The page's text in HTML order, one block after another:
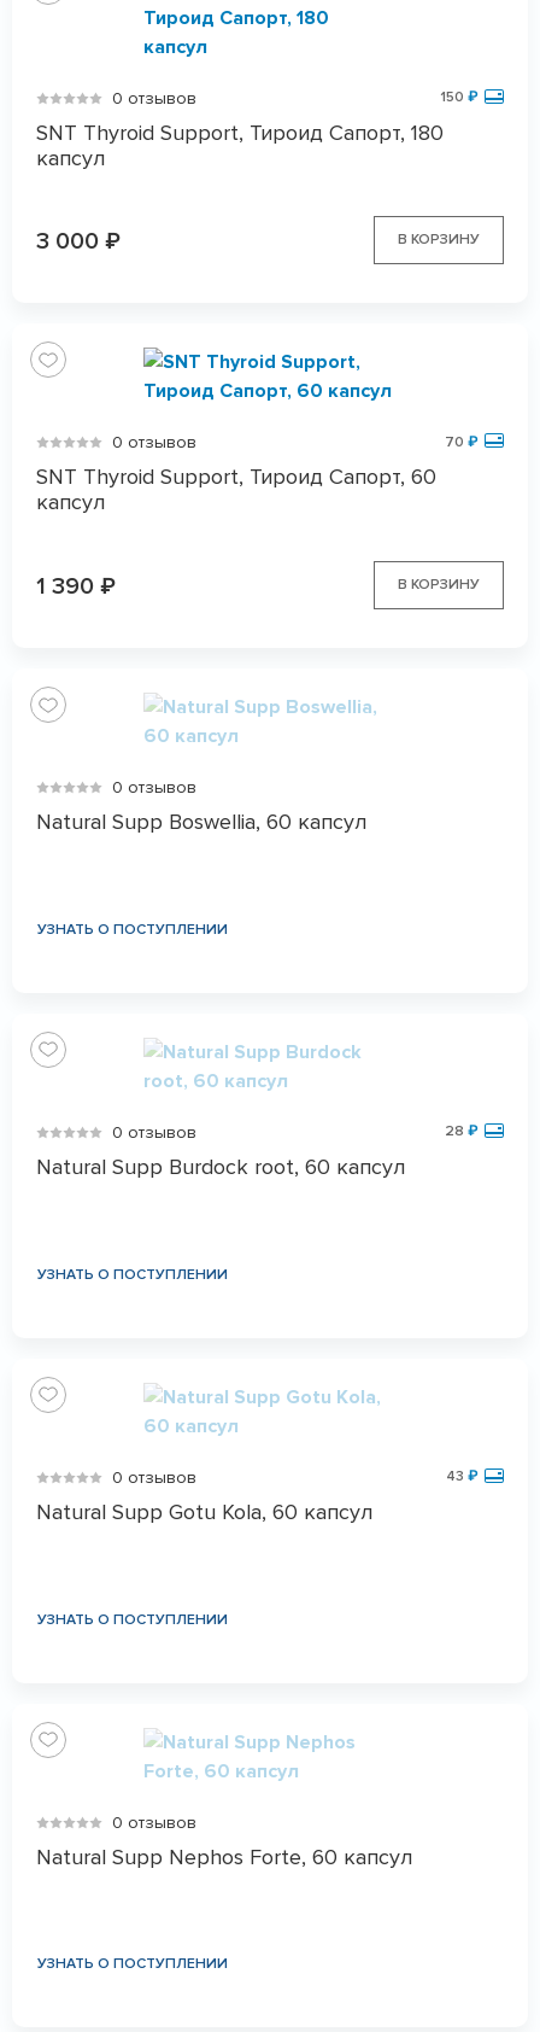
0 отзывов 150 ₽
SNT Thyroid Support, Тироид Сапорт, 180
капсул
3 000 ₽ В КОРЗИНУ
0 отзывов 70 ₽
SNT Thyroid Support, Тироид Сапорт, 60
капсул
1 390 ₽ В КОРЗИНУ
0 отзывов
Natural Supp Boswellia, 60 капсул
УЗНАТЬ О ПОСТУПЛЕНИИ
0 отзывов 28 ₽
Natural Supp Burdock root, 60 капсул
УЗНАТЬ О ПОСТУПЛЕНИИ
0 отзывов 43 ₽
Natural Supp Gotu Kola, 60 капсул
УЗНАТЬ О ПОСТУПЛЕНИИ
0 отзывов
Natural Supp Nephos Forte, 60 капсул
УЗНАТЬ О ПОСТУПЛЕНИИ